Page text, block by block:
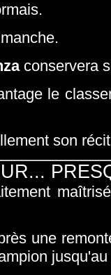
conservera
le
son
une